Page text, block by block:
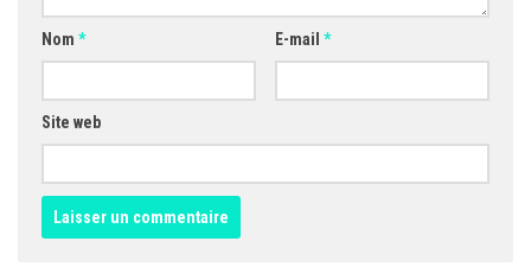
Nom * E-mail *
Site web